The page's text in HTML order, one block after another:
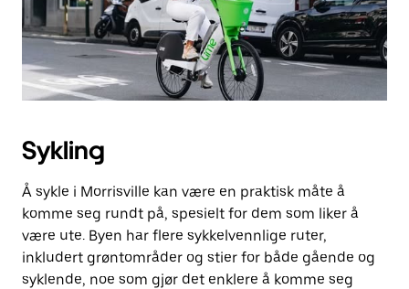
Sykling
Å sykle i Morrisville kan være en praktisk måte å
komme seg rundt på, spesielt for dem som liker å
være ute. Byen har flere sykkelvennlige ruter,
inkludert grøntområder og stier for både gående og
syklende, noe som gjør det enklere å komme seg